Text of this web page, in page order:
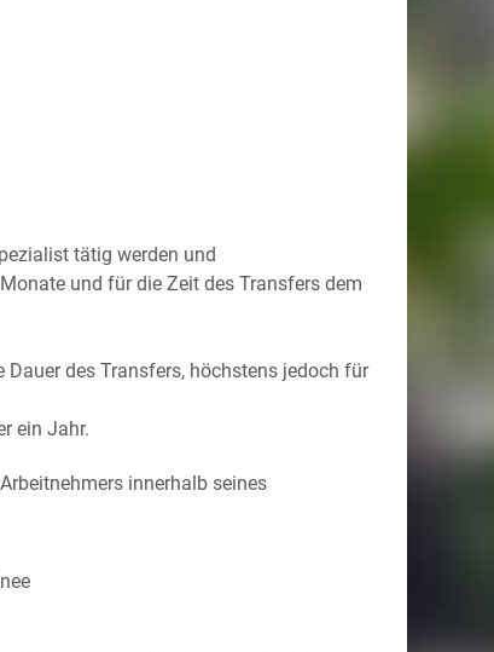
tätig werden und
und für die Zeit des Transfers dem
des Transfers, höchstens jedoch für
ein Jahr.
innerhalb seines